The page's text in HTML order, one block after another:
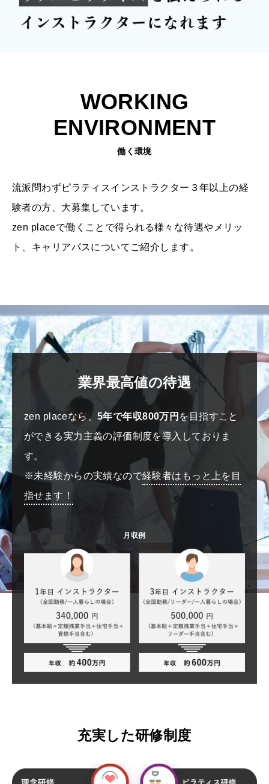
WORKING
ENVIRONMENT
働く環境
流派問わずピラティスインストラクター３年以上の経
験者の方、大募集しています。
zen placeで働くことで得られる様々な待遇やメリッ
ト、キャリアパスについてご紹介します。
業界最高値の待遇
zen placeなら、5年で年収800万円 を目指すこと
ができる実力主義の評価制度を導入しておりま
す。
※未経験からの実績なので経験者はもっと上を目
指せます！
月収例
充実した研修制度